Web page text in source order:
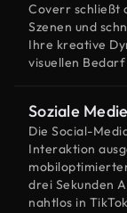
Coverr schließt
Szenen und
Ihre kreative
visuellen
Soziale
Die Social-
Interaktion
drei Sekunden
nahtlos in